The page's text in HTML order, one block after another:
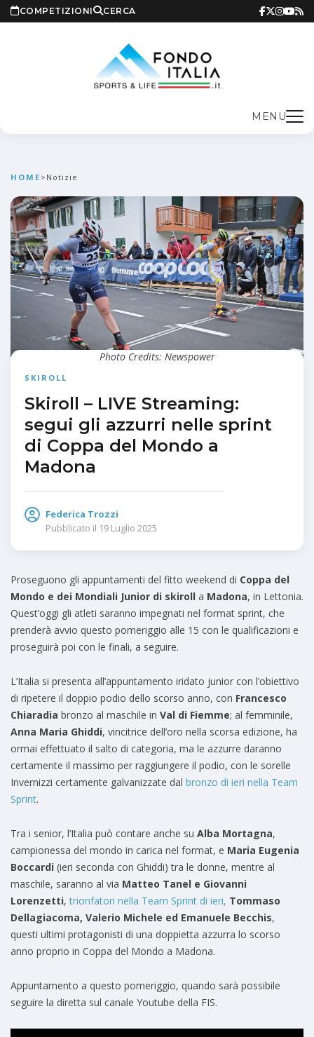
COMPETIZIONI CERCA
MENU
HOME > Notizie
SKIROLL
Skiroll – LIVE Streaming:
segui gli azzurri nelle sprint
di Coppa del Mondo a
Madona
Federica Trozzi
Pubblicato il 19 Luglio 2025
Photo Credits: Newspower
Proseguono gli appuntamenti del fitto weekend di Coppa del
Mondo e dei Mondiali Junior di skiroll a Madona, in Lettonia.
Quest’oggi gli atleti saranno impegnati nel format sprint, che
prenderà avvio questo pomeriggio alle 15 con le qualificazioni e
proseguirà poi con le finali, a seguire.
L’Italia si presenta all’appuntamento iridato junior con l’obiettivo
di ripetere il doppio podio dello scorso anno, con Francesco
Chiaradia bronzo al maschile in Val di Fiemme; al femminile,
Anna Maria Ghiddi, vincitrice dell’oro nella scorsa edizione, ha
ormai effettuato il salto di categoria, ma le azzurre daranno
certamente il massimo per raggiungere il podio, con le sorelle
Invernizzi certamente galvanizzate dal bronzo di ieri nella Team
Sprint.
Tra i senior, l’Italia può contare anche su Alba Mortagna,
campionessa del mondo in carica nel format, e Maria Eugenia
Boccardi (ieri seconda con Ghiddi) tra le donne, mentre al
maschile, saranno al via Matteo Tanel e Giovanni
Lorenzetti, trionfatori nella Team Sprint di ieri, Tommaso
Dellagiacoma, Valerio Michele ed Emanuele Becchis,
questi ultimi protagonisti di una doppietta azzurra lo scorso
anno proprio in Coppa del Mondo a Madona.
Appuntamento a questo pomeriggio, quando sarà possibile
seguire la diretta sul canale Youtube della FIS.